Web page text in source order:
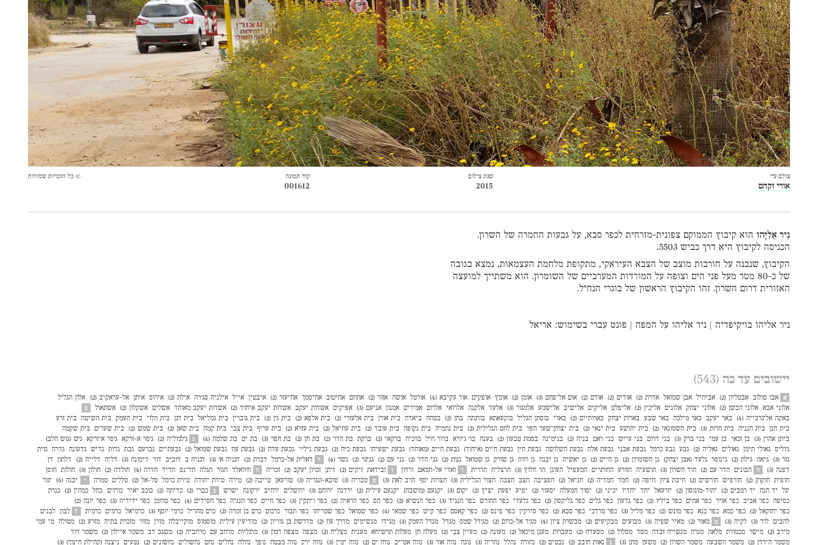
צולם ע״י
אורי זקהם
שנת צילום
2015
קוד תמונה
001612
© כל הזכויות שמורות
נִיר אֵלִיָּהוּ הוא קיבוץ הממוקם צפונית-מזרחית לכפר סבא, על גבעות החמרה של השרון.
הכניסה לקיבוץ היא דרך כביש 5503.
הקיבוץ, שנבנה על חורבות מוצב של הצבא העיראקי, מתקופת מלחמת העצמאות, נמצא בגובה
של כ-80 מטר מעל פני הים וצופה על המורדות המערביים של השומרון. הוא משתייך למועצה
האזורית דרום השרון. זהו הקיבוץ הראשון של בוגרי הנח"ל.
ניר אליהו בויקיפדיה |ניר אליהו על המפה פונט עברי בשימוש: אריאל
יישובים עד כה (543)
א אבו סולוב אבטליון (2) אביחיל אבן שמואל אדרת (2) אודים (2) אודם (2) אום אל־פחם (3) אומן (2) אומץ אופקים אור עקיבא (4) אורטל אושה אזור (2) אחוזם אחיטוב אחיסמך אחיעזר (2) איבטין אייל אילניה סג׳רה אילת (2) אירוס איתן אל-עראקיב (2)
אלון הגליל
אלוני אבא
אלוני הבשן (2) אלוני יצחק אלונים אליכין (2) אליפלט אליקים אלישיב אלישמע אלמגור (3) אלעד אלקנה אלרואי אלרום אמירים אמנון אניעם (3) אפיקים אשדות יעקב אשדות יעקב איחוד (2) אשדות יעקב מאוחד אשלים אשקלון (2) אשתאול ב
באקה אל־גרבייה (4) באר יעקב באר מילכה באר שבע בארות יצחק בארותיים (2) בארי בוסתן הגליל בוקעאתא בורגתה בחן (2) בטחה ביאדה בית אורן בית אלעזרי (2) בית אלפא (2) בית ג'ן (2) בית גוברין בית גמליאל בית דגן בית הלוי בית העמק בית השיטה
בית זרע
בית חנן
בית חנניה בית חרות (3) בית חשמונאי (2) בית יהושע בית ינאי (2) בית יצחק־שער חפר בית לחם הגלילית (2) בית נחמיה בית נקופה בית עובד (2) בית עוזיאל (2) בית עזרא (2) בית עריף בית צבי בית קמה בית שאן (2) בית שמש (2) בית שערים
בית שקמה
ביתן אהרן (3)
בן זכאי בן עמי בני ברק (3) בני דרום בני עי״ש בני ראם בניה (2) בנימינה בסמת טבעון (2) בענה בר גיורא ברור חיל ברכיה ברקאי (2) ברקת בת הדר (2) בת חן (2) בת חפר (3) בת ים בת שלמה (4) ג ג'לג'וליה (2) ג'סר א-זרקא ג'סר א־זרקא
ג'ש (גוש חלב)
ג׳וליס
גאולי תימן גאולים גאליה (2) גבע גבע כרמל גבעת אבני גבעת אלה גבעת השלושה גבעת ח"ן גבעת חיים (איחוד) גבעת חיים (מאוחד) גבעת ישעיהו גבעת כ"ח (2) גבעת ניל"י גבעת עדה (2) גבעת עוז גבעת שמואל (2) גבעתיים גברעם גבת גדות גדיש גדעונה גדרה
גזית
גזר (3)
גיאה גילת (2) גינוסר גלעד (אבן יצחק) גן השומרון (2) גן חיים (2) גן יאשיה גן יבנה גן רווה גן שורק גן שמואל גנות (2) גני הדר (2) גני עם (2) גניגר (2) גשר (4) ד דאלית אל-כרמל דברת (2) דגניה א׳ (3) דגניה ב דוב"ב דור דימונה (3) דליה דלייה (2) דלתון
דן
דפנה (3)
ה הבונים הדר עם (2) הוד השרון (3) הושעיה הזורע החותרים המעפיל העוגן הר חלוץ (3) הרצליה הררית ו ואדי אל-חמאם ורדון ז זבידאת זיקים (2) זיתן זכרון יעקב (2) זכריה ח ח'וואלד חגור חגלה חד־נס חדיד חדרה (4) חולדה (2) חולון (3) חולות
חוסן
חופית
חוקוק (2) חורפיש חורשים (2) חיבת ציון חיפה (2) חמד חמדיה (2) חניאל (2) חפציבה חצב חצבה חצור הגלילית (3) חצרות יסף חרב לאת (3) ט טבריה (3) טובא-זנגריה (3) טורעאן טייבה (2) טירה טירת יהודה טירת כרמל טל-אל (2) טללים טמרה י יבנה (4)
יגור
יגל
יד חנה יד רמב״ם (2) יהוד-מונוסון (2) יזרעאל יחד יחדיו יכיני (2) יסוד המעלה יסעור (2) יפיע יפעת יציץ (2) יקום (3) יקנעם (מושבה) יקנעם עילית (2) ירדנה ירוחם (3) ירושלים ירחיב ירקונה ישרש כ כברי (2) כדיתה (2) כוכב יאיר כורזים כחל כמהין (2)
כנרת
כסיפה
כפר אביב כפר אז"ר כפר אחים כפר ביל"ו (2) כפר גדעון כפר גלים כפר גליקסון (2) כפר גלעדי כפר החורש כפר הנגיד (3) כפר הנשיא (2) כפר הס כפר הרא"ה (2) כפר ויתקין (3) כפר חיים כפר חנניה כפר חסידים (4) כפר טרומן כפר ידידיה (3)
כפר יונה (2)
כפר יחזקאל (2)
כפר כמא כפר כנא כפר מונש (2) כפר מל״ל (3) כפר מרדכי כפר סבא (2) כפר סירקין כפר פינס (2) כפר קאסם כפר קיש כפר שמאי (4) כפר שמואל כפר שמריהו כפר תבור כרכום כרם בן זמרה (2) כרם מהר"ל כרמי יוסף (3) כרמיאל כרמים כרמית ל לבון
לבנים
להבים
לוד (3) לקיה (3) מ מאור (2) מאיר שפיה (3) מבועים מבקיעים (2) מבשרת ציון (4) מג'ד אל-כרום (2) מג'דל שמס מגדל מגדל העמק (3) מגידו מגשימים מדרך עוז (2) מדרשת בן גוריון (2) מודיעין עילית מוסמוס מוקייבלה מורן מזור מזכרת בתיה מזרע (2) מטולה
מי עמי
מירב (2)
מישר מכמורת מלאה מנרה מנשייה זבדה מסד מסלול (2) מסעדה (2) מעברות מעגן מיכאל (2) מעונה (2) מעיין צבי (2) מעלה חן מעלות תרשיחא מענית מצליח (2) מצפה מצפה רמון (3) מרגליות מרחב עם מרחביה (2) משגב דב משמר איילון (2)
משמר דוד
משמר הירדן (2)
משמר השבעה משמר השרון (2) משען מתן (3) נ נאות חובב (2) נבטים (2) נהורה נהלל נהריה (3) נוגה נווה אור (3) נווה אטי״ב נווה ים (2) נווה ימין (3) נווה ירק נווה מבטח נופך נחלה נחלים נחם נחשולים נחשונים (2) נטעים ניצנה (קהילת חינוך) (3)